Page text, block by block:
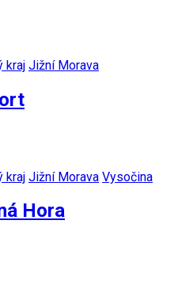
kraj Jižní Morava
kraj Jižní Morava Vysočina
Hora